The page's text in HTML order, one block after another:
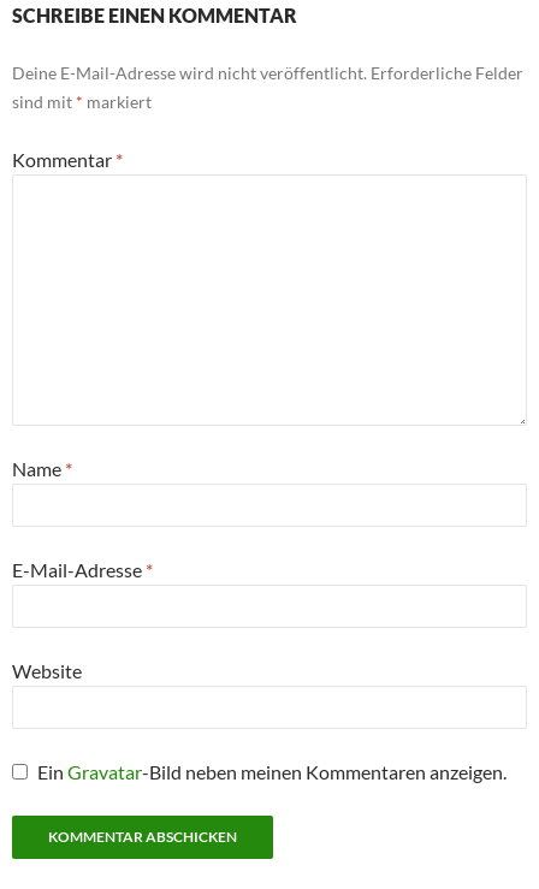
SCHREIBE EINEN KOMMENTAR
Deine E-Mail-Adresse wird nicht veröffentlicht. Erforderliche Felder
sind mit * markiert
Kommentar *
Name *
E-Mail-Adresse *
Website
EinGravatar-Bild neben meinen Kommentaren anzeigen.